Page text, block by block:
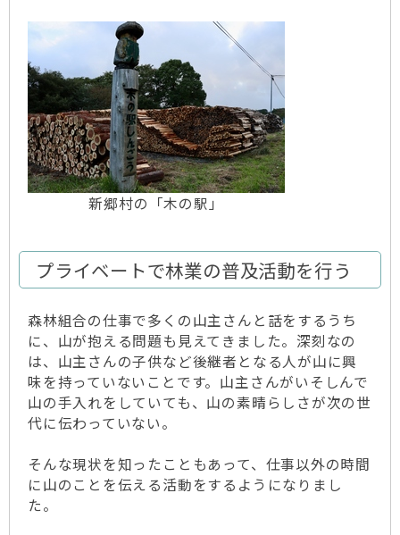
新郷村の「木の駅」
プライベートで林業の普及活動を行う
森林組合の仕事で多くの山主さんと話をするうち
に、山が抱える問題も見えてきました。深刻なの
は、山主さんの子供など後継者となる人が山に興
味を持っていないことです。山主さんがいそしんで
山の手入れをしていても、山の素晴らしさが次の世
代に伝わっていない。
そんな現状を知ったこともあって、仕事以外の時間
に山のことを伝える活動をするようになりまし
た。